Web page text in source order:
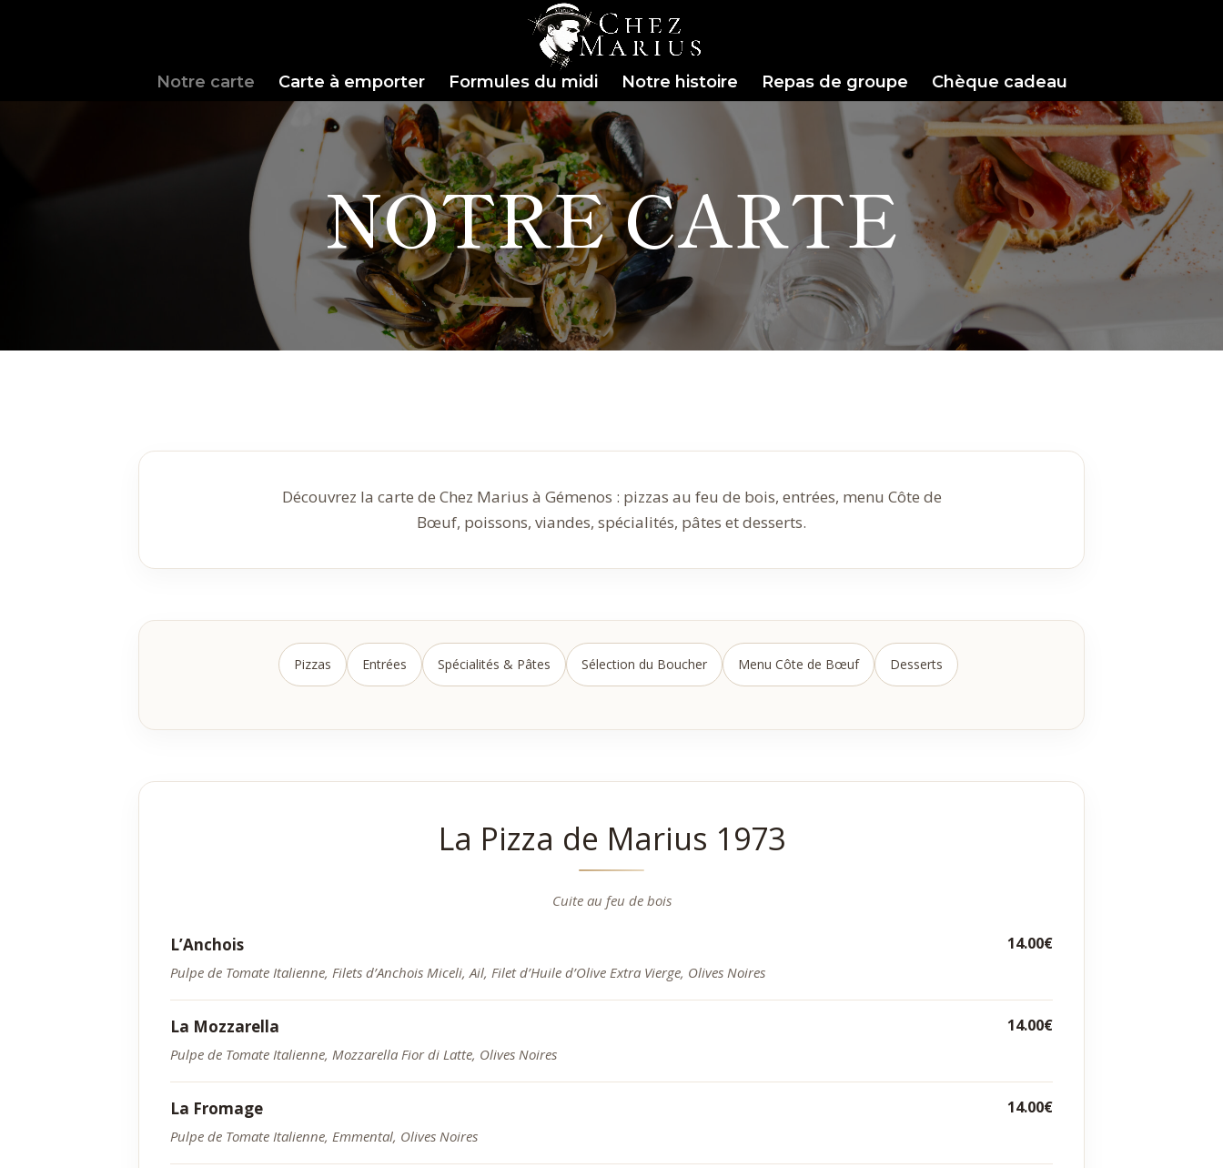
Notre carte Carte à emporter Formules du midi Notre histoire Repas de groupe Chèque cadeau
NOTRE CARTE
Découvrez la carte de Chez Marius à Gémenos : pizzas au feu de bois, entrées, menu Côte de
Bœuf, poissons, viandes, spécialités, pâtes et desserts.
Pizzas Entrées Spécialités & Pâtes Sélection du Boucher Menu Côte de Bœuf Desserts
La Pizza de Marius 1973
Cuite au feu de bois
L’Anchois 14.00€
Pulpe de Tomate Italienne, Filets d’Anchois Miceli, Ail, Filet d’Huile d’Olive Extra Vierge, Olives Noires
La Mozzarella 14.00€
Pulpe de Tomate Italienne, Mozzarella Fior di Latte, Olives Noires
La Fromage 14.00€
Pulpe de Tomate Italienne, Emmental, Olives Noires